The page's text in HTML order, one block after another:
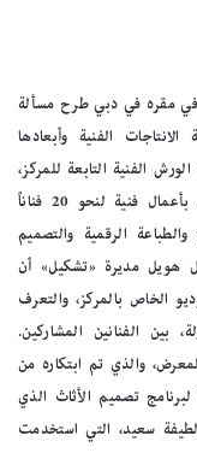
مقره في دبي طرح مسألة
الفنية وأبعادها
الفنية التابعة للمركز،
حيث احتفى القائمون على تلك البرامج التعليمية، بأعمال فنية لنحو 20 فناناً
الرقمية والتصميم
هويل مديرة «تشكيل» أن
الخاص بالمركز، والتعرف
بين الفنانين المشاركين.
والذي تم ابتكاره من
تصميم الأثاث الذي
لطيفة سعيد، التي استخدمت